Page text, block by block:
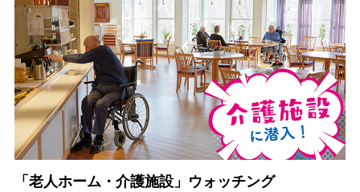
「老人ホーム・介護施設」ウォッチング